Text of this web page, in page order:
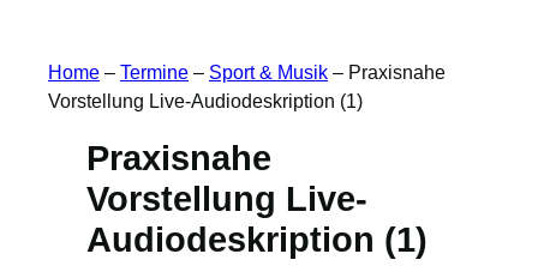
Home – Termine – Sport & Musik – Praxisnahe
Vorstellung Live-Audiodeskription (1)
Praxisnahe
Vorstellung Live-
Audiodeskription (1)